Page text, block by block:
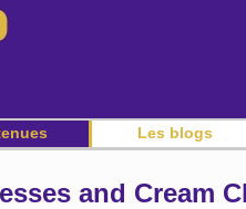
Les blogs
and Cream